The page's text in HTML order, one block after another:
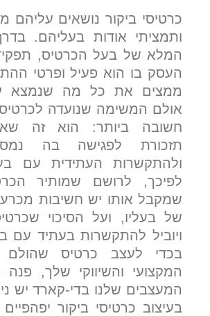
כרטיסי ביקור נושאים עליהם
ותמציתי אודות בעליהם.
המלא של בעל הכרטיס,
העסק בו הוא פעיל ופרטי
ממצים את כל מה שנמצא
אולם המשימה שנועדה
חשובה ביותר: הוא זה
תזכורת לפגישה בה
ולהתקשרות העתידית עם
לפיכך, לרושם שמותיר
שמקבל אותו יש חשיבות
של בעליו, ועל הסיכוי
ויוביל להתקשרות בעתיד עם
בכדי לעצב כרטיס שהולם
המקצועי והשיווקי שלך, פנה
המעצבים שלנו בדי-קארד יש
בעיצוב כרטיסי ביקור יפהפיים